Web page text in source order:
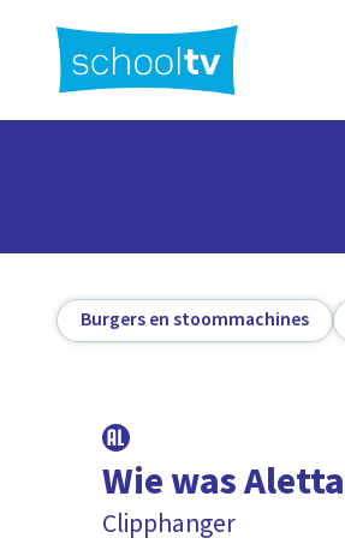
hoofdinhoud
Burgers en stoommachines
Wie was
Clipphanger